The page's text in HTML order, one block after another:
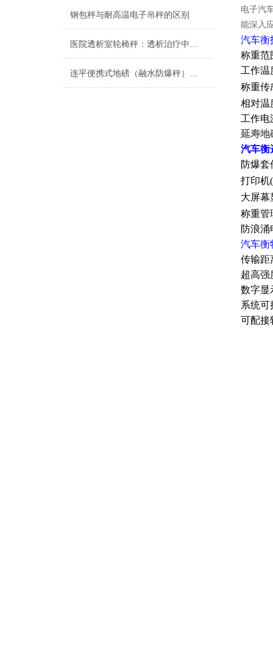
钢包秤与耐高温电子吊秤的区别
医院透析室轮椅秤：透析治疗中的精准工具
连平便携式地磅（融水防爆秤）融安电子秤）鹿寨汽车衡维修
电子汽
能深入
汽车衡
称重范
工作
称重
相对温
工作电
延寿地
汽车衡
防爆套
打印机
大屏幕
称重管
防浪涌
汽车衡
传输距
超高强
数字显
系统可
可配接